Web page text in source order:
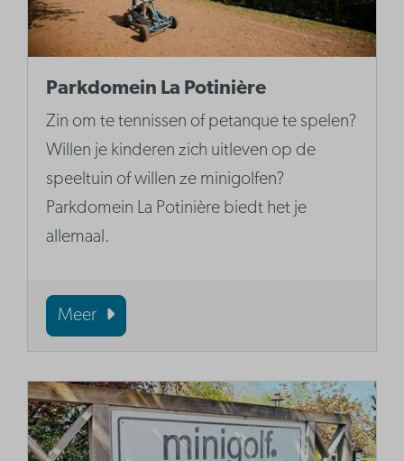
Parkdomein La Potinière
Zin om te tennissen of petanque te spelen?
Willen je kinderen zich uitleven op de
speeltuin of willen ze minigolfen?
Parkdomein La Potinière biedt het je
allemaal.
Meer